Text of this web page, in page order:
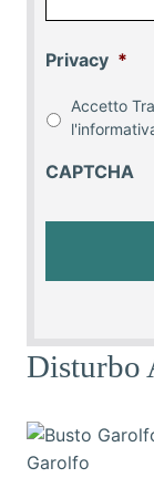
Privacy *
Accetto
CAPTCHA
Disturbo